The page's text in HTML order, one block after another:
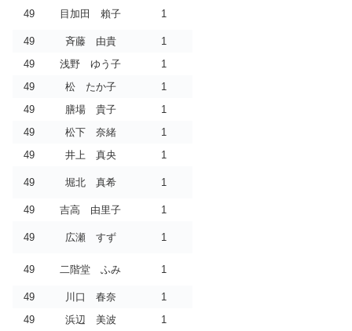
49 目加田 賴子 1
49 斉藤 由貴
1
49
浅野 ゆう子
1
49
松 たか子
1
49
膳場 貴子
1
49
松下 奈緒
1
49
井上 真央 1
49 堀北 真希 1
49 吉高 由里子 1
49 広瀬 すず 1
49 二階堂 ふみ 1
49 川口 春奈
1
49
浜辺 美波
1